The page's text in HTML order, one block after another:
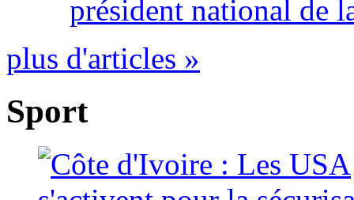
président national de
plus d'articles »
Sport